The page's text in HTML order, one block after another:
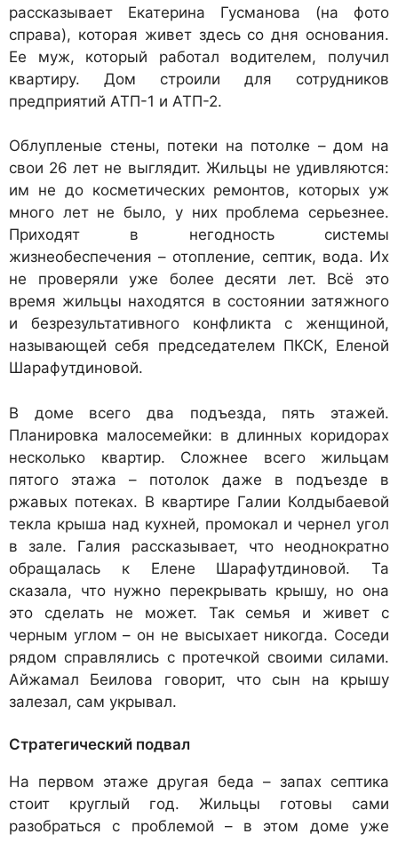
рассказывает Екатерина Гусманова (на фото
справа), которая живет здесь со дня основания.
Ее муж, который работал водителем, получил
квартиру. Дом строили для сотрудников
предприятий АТП-1 и АТП-2.
Облупленые стены, потеки на потолке – дом на
свои 26 лет не выглядит. Жильцы не удивляются:
им не до косметических ремонтов, которых уж
много лет не было, у них проблема серьезнее.
Приходят в негодность системы
жизнеобеспечения – отопление, септик, вода. Их
не проверяли уже более десяти лет. Всё это
время жильцы находятся в состоянии затяжного
и безрезультативного конфликта с женщиной,
называющей себя председателем ПКСК, Еленой
Шарафутдиновой.
В доме всего два подъезда, пять этажей.
Планировка малосемейки: в длинных коридорах
несколько квартир. Сложнее всего жильцам
пятого этажа – потолок даже в подъезде в
ржавых потеках. В квартире Галии Колдыбаевой
текла крыша над кухней, промокал и чернел угол
в зале. Галия рассказывает, что неоднократно
обращалась к Елене Шарафутдиновой. Та
сказала, что нужно перекрывать крышу, но она
это сделать не может. Так семья и живет с
черным углом – он не высыхает никогда. Соседи
рядом справлялись с протечкой своими силами.
Айжамал Беилова говорит, что сын на крышу
залезал, сам укрывал.
Стратегический подвал
На первом этаже другая беда – запах септика
стоит круглый год. Жильцы готовы сами
разобраться с проблемой – в этом доме уже